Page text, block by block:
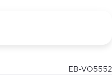
EB-VO5552